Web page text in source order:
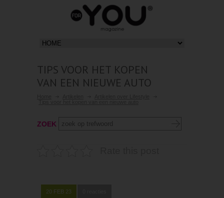
TIPS VOOR HET KOPEN
VAN EEN NIEUWE AUTO
ZOEK
20 FEB 23